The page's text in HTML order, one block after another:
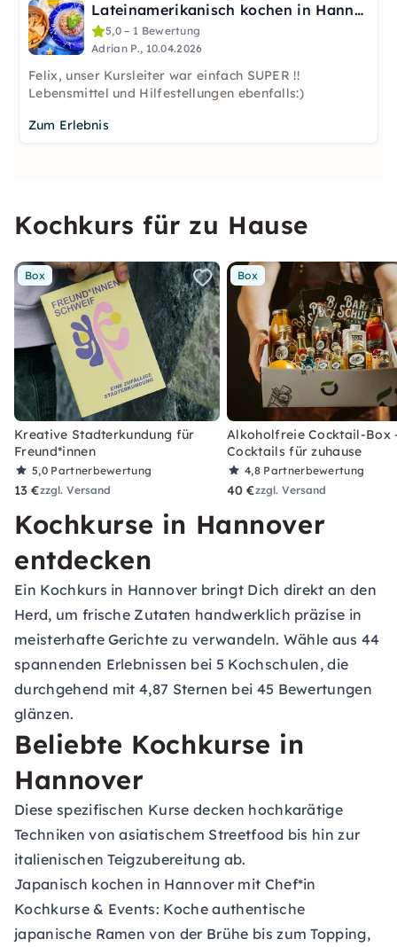
Lateinamerikanisch kochen in Hannover
5,0 – 1 Bewertung
Adrian P., 10.04.2026
Felix, unser Kursleiter war einfach SUPER !!
Lebensmittel und Hilfestellungen ebenfalls:)
Zum Erlebnis
Kochkurs für zu Hause
Box
Kreative Stadterkundung für
Freund*innen
5,0 Partnerbewertung
13 €zzgl. Versand
Box
Alkoholfreie Cocktail-Box
Cocktails für zuhause
4,8 Partnerbewertung
40 €zzgl. Versand
Kochkurse in Hannover
entdecken
Ein Kochkurs in Hannover bringt Dich direkt an den
Herd, um frische Zutaten handwerklich präzise in
meisterhafte Gerichte zu verwandeln. Wähle aus 44
spannenden Erlebnissen bei 5 Kochschulen, die
durchgehend mit 4,87 Sternen bei 45 Bewertungen
glänzen.
Beliebte Kochkurse in
Hannover
Diese spezifischen Kurse decken hochkarätige
Techniken von asiatischem Streetfood bis hin zur
italienischen Teigzubereitung ab.
Japanisch kochen in Hannover mit Chef*in
Kochkurse & Events: Koche authentische
japanische Ramen von der Brühe bis zum Topping,